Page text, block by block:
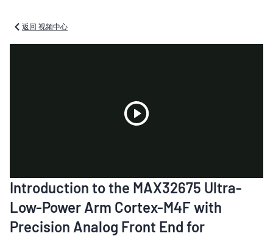
返回 视频中心
Video
Introduction to the MAX32675 Ultra-
Low-Power Arm Cortex-M4F with
Precision Analog Front End for